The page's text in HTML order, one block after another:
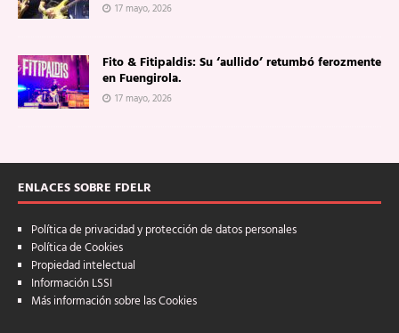
17 mayo, 2026
Fito & Fitipaldis: Su ‘aullido’ retumbó ferozmente
en Fuengirola.
17 mayo, 2026
ENLACES SOBRE FDELR
Política de privacidad y protección de datos personales
Política de Cookies
Propiedad intelectual
Información LSSI
Más información sobre las Cookies